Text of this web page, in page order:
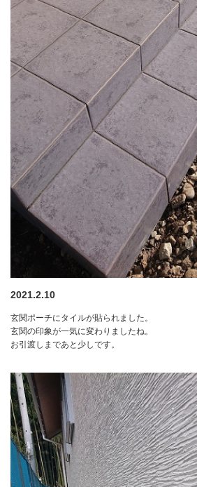
2021.2.10
玄関ポーチにタイルが貼られました。
玄関の印象が一気に変わりましたね。
お引渡しまであと少しです。